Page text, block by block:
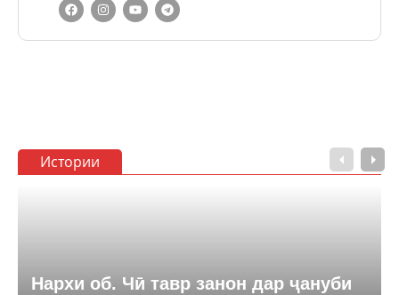
Истории
Нархи об. Чӣ тавр занон дар ҷануби